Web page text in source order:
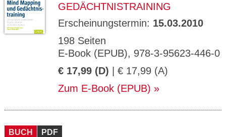
GEDÄCHTNISTRAINING
Erscheinungstermin: 15.03.2010
198 Seiten
E-Book (EPUB), 978-3-95623-446-0
€ 17,99 (D) | € 17,99 (A)
Zum E-Book (EPUB)
BUCH PDF